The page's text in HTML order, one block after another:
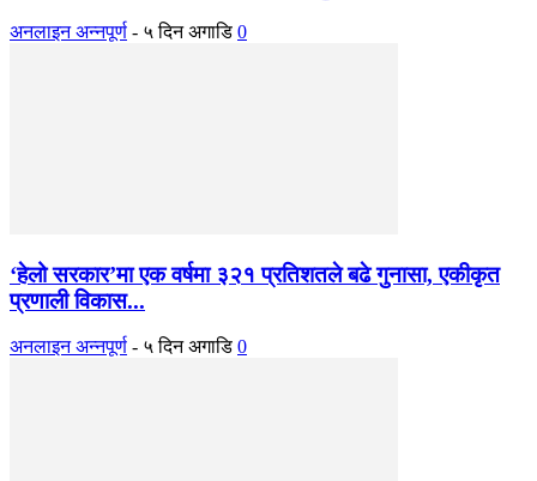
अनलाइन अन्नपूर्ण - ५ दिन अगाडि 0
‘हेलो सरकार’मा एक वर्षमा ३२१ प्रतिशतले बढे गुनासा, एकीकृत
प्रणाली विकास...
अनलाइन अन्नपूर्ण - ५ दिन अगाडि 0